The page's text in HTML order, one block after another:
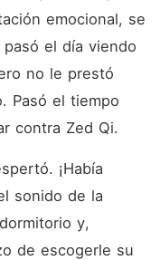
emocional, se
el día viendo
no le prestó
Pasó el tiempo
contra Zed Qi.
¡Había
sonido de la
y,
de escogerle su